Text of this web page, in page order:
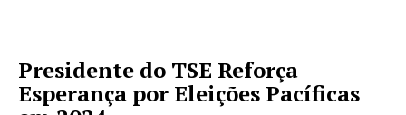
Presidente do TSE Reforça
Esperança por Eleições Pacíficas